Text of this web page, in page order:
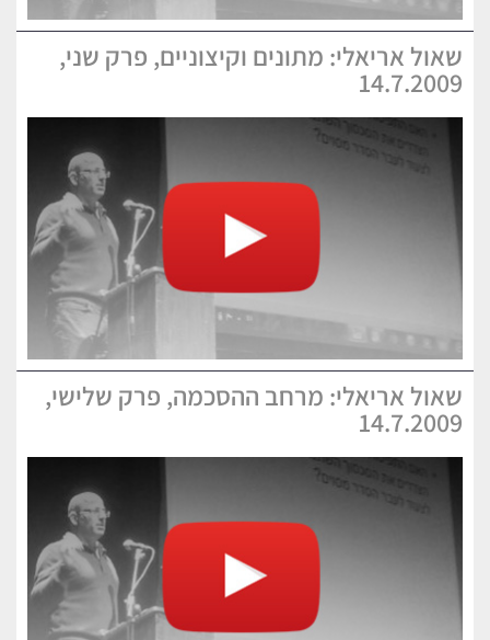
שאול אריאלי: מתונים וקיצוניים, פרק שני,
14.7.2009
שאול אריאלי: מרחב ההסכמה, פרק שלישי,
14.7.2009